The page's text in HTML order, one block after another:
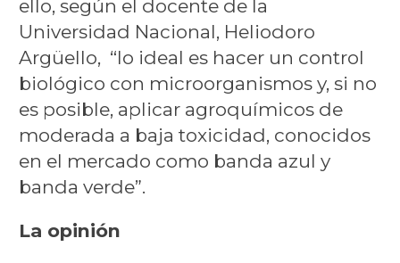
ello, según el docente de la
Universidad Nacional, Heliodoro
Argüello, “lo ideal es hacer un control
biológico con microorganismos y, si no
es posible, aplicar agroquímicos de
moderada a baja toxicidad, conocidos
en el mercado como banda azul y
banda verde”.
La opinión